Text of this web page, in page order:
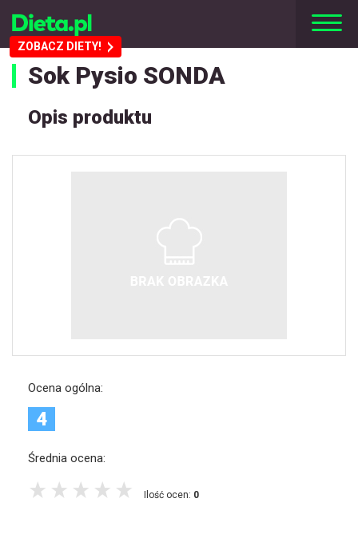
ZOBACZ DIETY!
Sok Pysio SONDA
Opis produktu
Ocena ogólna:
4
Średnia ocena:
Ilość ocen: 0